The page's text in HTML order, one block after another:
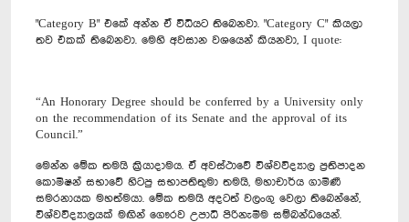
"Category B" එකේ අන්න ඒ විධියට තිබෙනවා. "Category C" කියලා
තව එකක් තිබෙනවා. මෙහි අවසාන වශයෙන් කියනවා, I quote:
“An Honorary Degree should be conferred by a University only
on the recommendation of its Senate and the approval of its
Council.”
මෙන්න මේක තමයි ක්‍රියාදාමය. ඒ අවස්ථාවේ විශ්වවිද්‍යාල ප්‍රතිපාදන
කොමිෂන් සභාවේ හිටපු සභාපතිතුමා තමයි, මහාචාර්ය ගාමිණී
සමරනායක මහත්මයා. මේක තමයි අදටත් වලංගු වෙලා තිබෙන්නේ,
විශ්වවිද්‍යාලයක් මඟින් ගෞරව උපාධි පිරිනැමීම සම්බන්ධයෙන්.